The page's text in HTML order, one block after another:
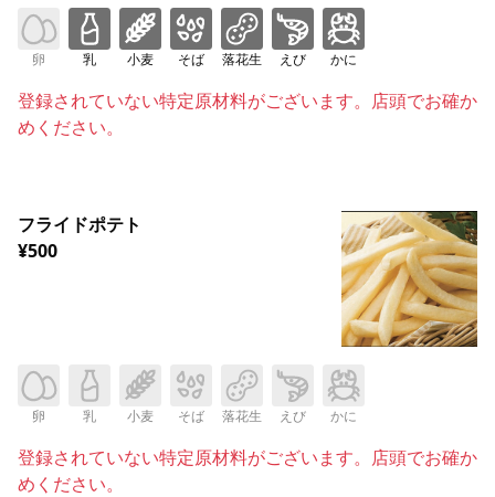
卵 乳 小麦 そば 落花生 えび かに
登録されていない特定原材料がございます。店頭でお確か
めください。
フライドポテト
¥500
卵 乳 小麦 そば 落花生 えび かに
登録されていない特定原材料がございます。店頭でお確か
めください。